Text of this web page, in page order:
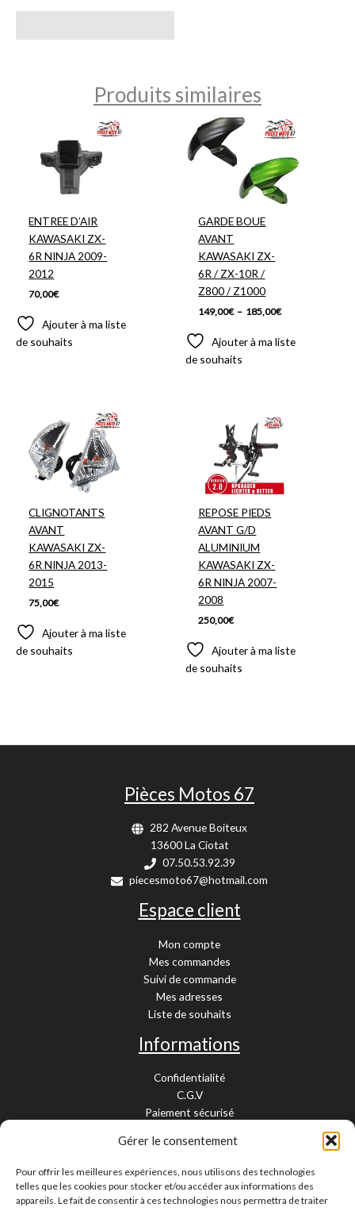
Gérer le consentement
Pour offrir les meilleures expériences, nous utilisons des technologies
telles que les cookies pour stocker et/ou accéder aux informations des
appareils. Le fait de consentir à ces technologies nous permettra de traiter
Produits similaires
ENTREE D’AIR
KAWASAKI ZX-
6R NINJA 2009-
2012
70,00€
Ajouter à ma liste
de souhaits
GARDE BOUE
AVANT
KAWASAKI ZX-
6R / ZX-10R /
Z800 / Z1000
149,00€ – 185,00€
Plage
de
149,00€
à
Ajouter à ma liste
de souhaits
CLIGNOTANTS
AVANT
KAWASAKI ZX-
6R NINJA 2013-
2015
75,00€
Ajouter à ma liste
de souhaits
REPOSE PIEDS
AVANT G/D
ALUMINIUM
KAWASAKI ZX-
6R NINJA 2007-
2008
250,00€
Ajouter à ma liste
de souhaits
Pièces Motos 67
282 Avenue Boiteux
13600 La Ciotat
07.50.53.92.39
piecesmoto67@hotmail.com
Espace client
Mon compte
Mes commandes
Suivi de commande
Mes adresses
Liste de souhaits
Informations
Confidentialité
C.G.V
Paiement sécurisé
Livraison et retour
Cookies
Contact